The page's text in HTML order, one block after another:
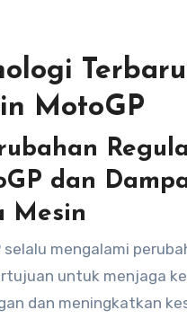
MotoGP
dan
Mesin
selalu mengalami
untuk menjaga
dan meningkatkan